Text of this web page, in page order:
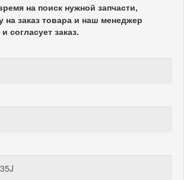
на поиск нужной запчасти,
на заказ товара и наш менеджер
согласует заказ.